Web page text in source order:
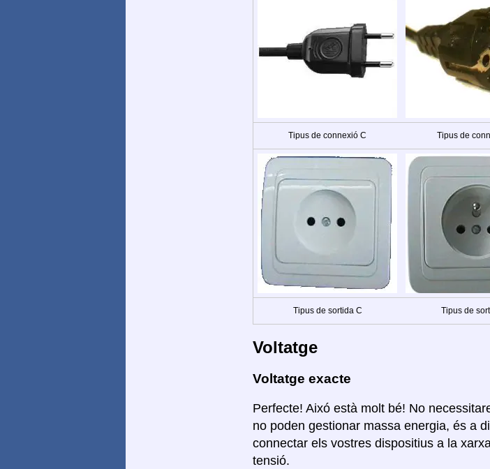
Tipus de connexió C Tipus de
Tipus de sortida C Tipus de
Voltatge
Voltatge exacte
Perfecte! Aixó està molt bé! No
no poden gestionar massa energia, és a
connectar els vostres dispositius a la
tensió.